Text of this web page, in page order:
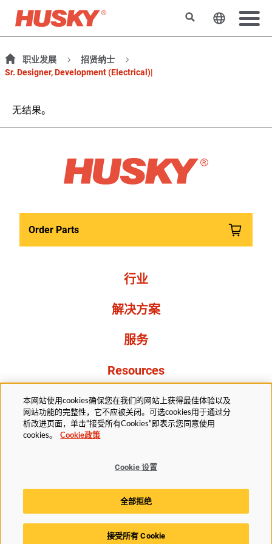
搜索 更改网站
职业发展
招贤纳士
Sr. Designer, Development (Electrical)|
无结果。
Order Parts
行业
解决方案
服务
Resources
关于我们
法务部 隐私声明 无障碍
Cookie政策
Cookie 设置
© 2025赫斯基科技版权所有。
本网站使用cookies确保您在我们的网站上获得最佳体验以及
网站功能的完整性，它不应被关闭。可选cookies用于通过分
析改进页面，单击“接受所有Cookies”即表示您同意使用
cookies。
Cookie政策
Cookie 设置
全部拒绝
接受所有 Cookie